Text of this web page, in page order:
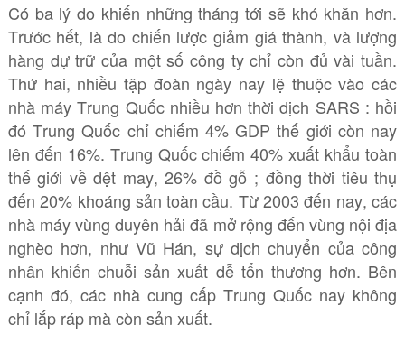
Có ba lý do khiến những tháng tới sẽ khó khăn hơn.
Trước hết, là do chiến lược giảm giá thành, và lượng
hàng dự trữ của một số công ty chỉ còn đủ vài tuần.
Thứ hai, nhiều tập đoàn ngày nay lệ thuộc vào các
nhà máy Trung Quốc nhiều hơn thời dịch SARS : hồi
đó Trung Quốc chỉ chiếm 4% GDP thế giới còn nay
lên đến 16%. Trung Quốc chiếm 40% xuất khẩu toàn
thế giới về dệt may, 26% đồ gỗ ; đồng thời tiêu thụ
đến 20% khoáng sản toàn cầu. Từ 2003 đến nay, các
nhà máy vùng duyên hải đã mở rộng đến vùng nội địa
nghèo hơn, như Vũ Hán, sự dịch chuyển của công
nhân khiến chuỗi sản xuất dễ tổn thương hơn. Bên
cạnh đó, các nhà cung cấp Trung Quốc nay không
chỉ lắp ráp mà còn sản xuất.